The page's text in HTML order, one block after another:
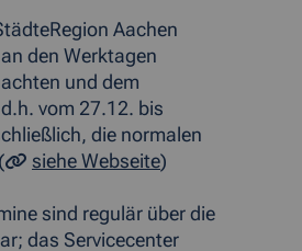
Aachen
den Werktagen
und dem
vom 27.12. bis
die normalen
siehe Webseite)
sind regulär über die
das Servicecenter